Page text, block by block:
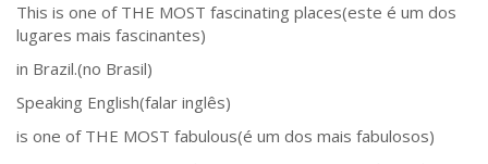
This is one of THE MOST fascinating places(este é um dos
lugares mais fascinantes)
in Brazil.(no Brasil)
Speaking English(falar inglês)
is one of THE MOST fabulous(é um dos mais fabulosos)